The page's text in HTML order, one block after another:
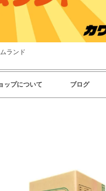
ランド
ップについて ブログ